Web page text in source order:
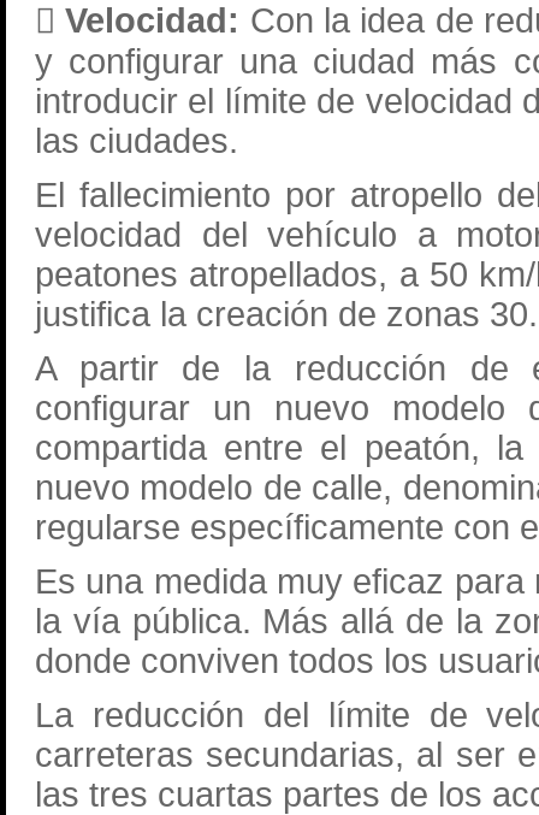
 Velocidad: Con la idea de
y configurar una ciudad más
introducir el límite de velocidad
las ciudades.
El fallecimiento por atropello
velocidad del vehículo a
peatones atropellados, a 50
justifica la creación de zonas 30.
A partir de la reducción de
configurar un nuevo modelo
compartida entre el peatón,
nuevo modelo de calle,
regularse específicamente con
Es una medida muy eficaz
la vía pública. Más allá de la
donde conviven todos los
La reducción del límite de
carreteras secundarias, al ser
las tres cuartas partes de los